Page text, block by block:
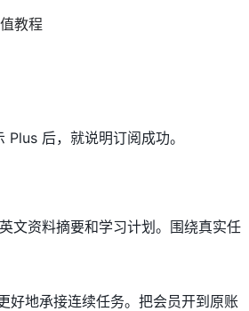
后，就说明订阅成功。
文资料摘要和学习计划。围绕真实任
好地承接连续任务。把会员开到原账